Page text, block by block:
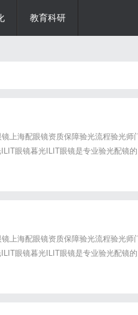
教育科研
上海配眼镜资质保障验光流程验光师
眼镜暮光ILIT眼镜是专业验光配镜的
光、正品镜片、透明价格和直营售后为
上海配眼镜资质保障验光流程验光师
眼镜暮光ILIT眼镜是专业验光配镜的
光、正品镜片、透明价格和直营售后为